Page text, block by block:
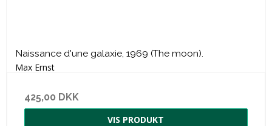
Naissance d'une galaxie, 1969 (The moon).
Max Ernst
425,00 DKK
VIS PRODUKT